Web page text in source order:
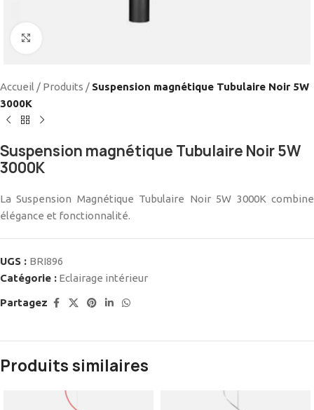
Accueil / Produits / Suspension magnétique Tubulaire Noir 5W
3000K
Suspension magnétique Tubulaire Noir 5W
3000K
La Suspension Magnétique Tubulaire Noir 5W 3000K combine
élégance et fonctionnalité.
UGS : BRI896
Catégorie : Eclairage intérieur
Partagez
Produits similaires